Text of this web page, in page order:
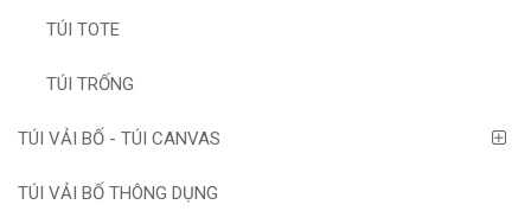
TÚI TOTE
TÚI TRỐNG
TÚI VẢI BỐ - TÚI CANVAS
TÚI VẢI BỐ THÔNG DỤNG